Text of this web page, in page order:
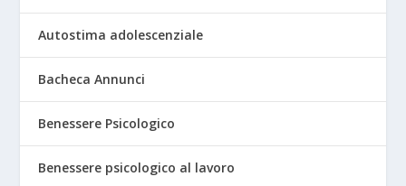
Autostima adolescenziale
Bacheca Annunci
Benessere Psicologico
Benessere psicologico al lavoro